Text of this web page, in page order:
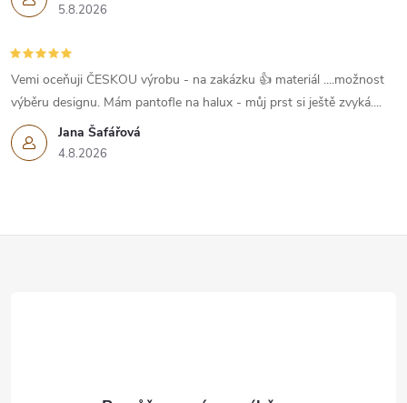
5.8.2026
Jana Šafářová
4.8.2026
Vemi oceňuji ČESKOU výrobu - na zakázku 👍 materiál ....možnost
výběru designu. Mám pantofle na halux - můj prst si ještě zvyká....